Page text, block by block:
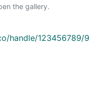
the gallery.
handle/123456789/9